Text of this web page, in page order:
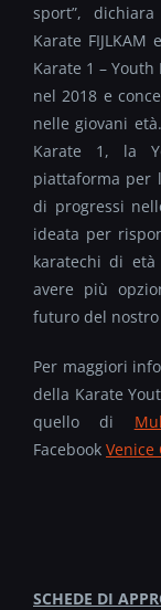
sport”,
Karate FIJLKAM
Karate 1 –
nel 2018 e
nelle giovani
Karate 1, la
piattaforma per
di progressi
ideata per
karatechi di
avere più
futuro del nostro
Per maggiori
della Karate
quello di
Facebook Venice
SCHEDE DI